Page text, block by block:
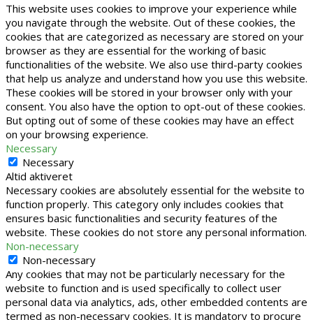
This website uses cookies to improve your experience while
you navigate through the website. Out of these cookies, the
cookies that are categorized as necessary are stored on your
browser as they are essential for the working of basic
functionalities of the website. We also use third-party cookies
that help us analyze and understand how you use this website.
These cookies will be stored in your browser only with your
consent. You also have the option to opt-out of these cookies.
But opting out of some of these cookies may have an effect
on your browsing experience.
Necessary
Necessary
Altid aktiveret
Necessary cookies are absolutely essential for the website to
function properly. This category only includes cookies that
ensures basic functionalities and security features of the
website. These cookies do not store any personal information.
Non-necessary
Non-necessary
Any cookies that may not be particularly necessary for the
website to function and is used specifically to collect user
personal data via analytics, ads, other embedded contents are
termed as non-necessary cookies. It is mandatory to procure